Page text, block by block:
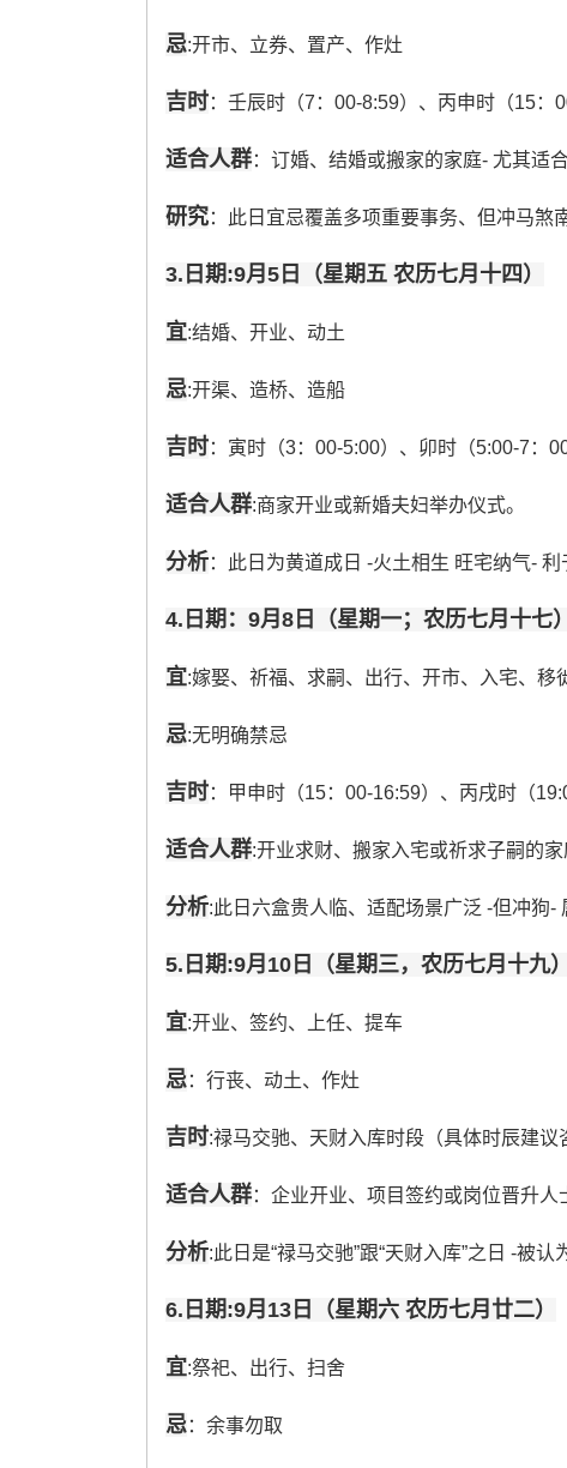
忌:开市、立券、置产、作灶
吉时：壬辰时（7：00-8:59）、丙申时（15：
适合人群：订婚、结婚或搬家的家庭- 尤其适
研究：此日宜忌覆盖多项重要事务、但冲马煞
3.日期:9月5日（星期五 农历七月十四）
宜:结婚、开业、动土
忌:开渠、造桥、造船
吉时：寅时（3：00-5:00）、卯时（5:00-7：00
适合人群:商家开业或新婚夫妇举办仪式。
分析：此日为黄道成日 -火土相生 旺宅纳气- 利
4.日期：9月8日（星期一；农历七月十七）
宜:嫁娶、祈福、求嗣、出行、开市、入宅、移
忌:无明确禁忌
吉时：甲申时（15：00-16:59）、丙戌时（
适合人群:开业求财、搬家入宅或祈求子嗣的家
分析:此日六盒贵人临、适配场景广泛 -但冲狗-
5.日期:9月10日（星期三，农历七月十九）
宜:开业、签约、上任、提车
忌：行丧、动土、作灶
吉时:禄马交驰、天财入库时段（具体时辰建议
适合人群：企业开业、项目签约或岗位晋升人
分析:此日是“禄马交驰”跟“天财入库”之日 -被认
6.日期:9月13日（星期六 农历七月廿二）
宜:祭祀、出行、扫舍
忌：余事勿取